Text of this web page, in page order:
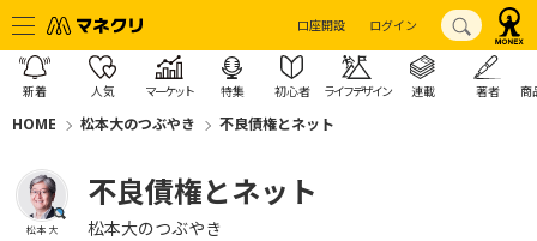
口座開設 ログイン
新着 人気 マーケット 特集 初心者 ライフデザイン 連載 著者 商
HOME 松本大のつぶやき 不良債権とネット
松本 大
不良債権とネット
松本大のつぶやき